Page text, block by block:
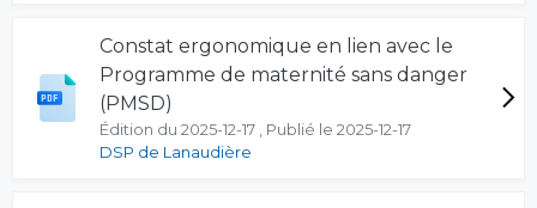
Constat ergonomique en lien avec le
Programme de maternité sans danger
(PMSD)
Édition du 2025-12-17 , Publié le 2025-12-17
DSP de Lanaudière